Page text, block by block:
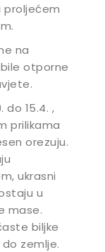
proljećem
na
otporne
do 15.4. ,
prilikama
orezuju.
ukrasni
u
mase.
biljke
zemlje.